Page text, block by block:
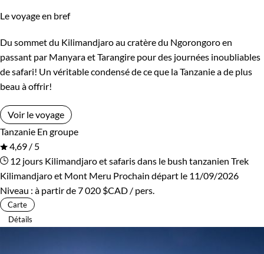
Le voyage en bref
Du sommet du Kilimandjaro au cratère du Ngorongoro en
passant par Manyara et Tarangire pour des journées inoubliables
de safari! Un véritable condensé de ce que la Tanzanie a de plus
beau à offrir!
Voir le voyage
Tanzanie En groupe
4,69 / 5
12 jours Kilimandjaro et safaris dans le bush tanzanien Trek
Kilimandjaro et Mont Meru Prochain départ le 11/09/2026
Niveau : à partir de7 020 $CAD / pers.
Carte
Détails